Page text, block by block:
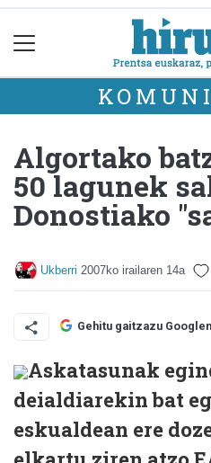
Algortako
50 lagunek
Donostiako
Ukberri 2007ko irailaren 14a
Gehitu gaitzazu Googlen
Askatasunak
deialdiarekin bat
eskualdean ere